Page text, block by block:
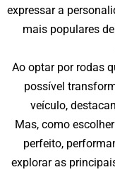
expressar a
mais populares
Ao optar por rodas
possível
veículo,
Mas, como
perfeito,
explorar as